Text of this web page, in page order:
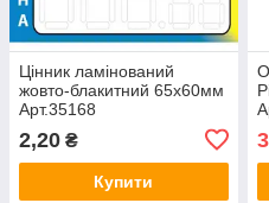
Цінник ламінований
жовто-блакитний 65х60мм
Арт.35168
2,20 ₴
Купити